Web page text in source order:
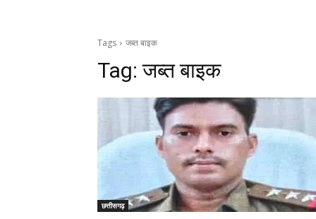
Tags जब्त बाइक
Tag:जब्त बाइक
छत्तीसगढ़